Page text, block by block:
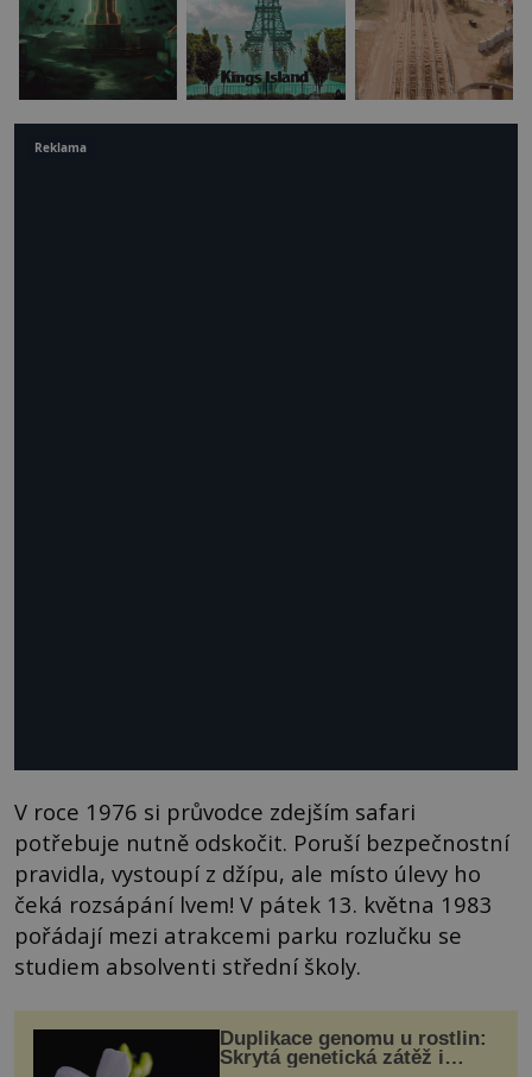
V roce 1976 si průvodce zdejším safari
potřebuje nutně odskočit. Poruší bezpečnostní
pravidla, vystoupí z džípu, ale místo úlevy ho
čeká rozsápání lvem! V pátek 13. května 1983
pořádají mezi atrakcemi parku rozlučku se
studiem absolventi střední školy.
Duplikace genomu u rostlin:
Skrytá genetická zátěž i
Reklama